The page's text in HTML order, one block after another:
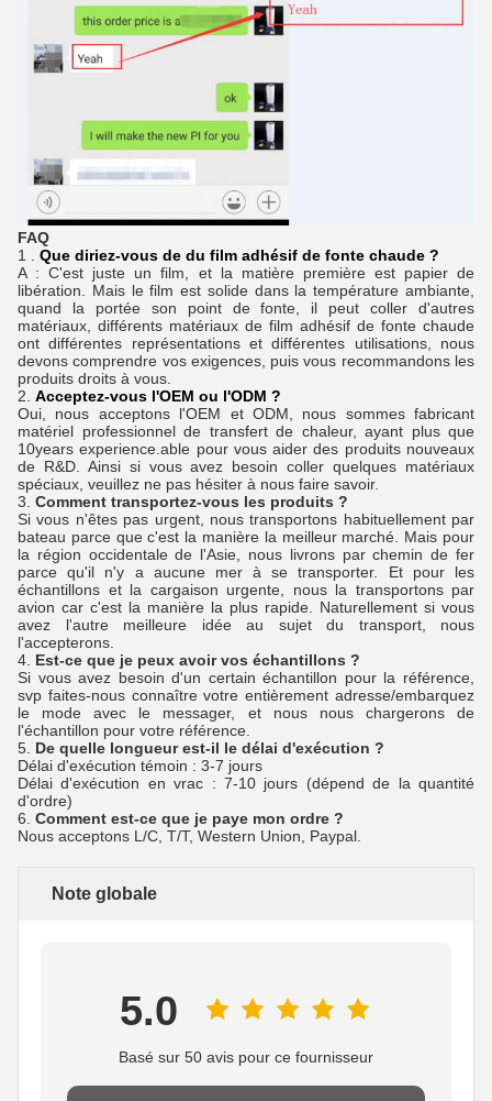
FAQ
1 . Que diriez-vous de du film adhésif de fonte chaude ?
A : C'est juste un film, et la matière première est papier de
libération. Mais le film est solide dans la température ambiante,
quand la portée son point de fonte, il peut coller d'autres
matériaux, différents matériaux de film adhésif de fonte chaude
ont différentes représentations et différentes utilisations, nous
devons comprendre vos exigences, puis vous recommandons les
produits droits à vous.
2. Acceptez-vous l'OEM ou l'ODM ?
Oui, nous acceptons l'OEM et ODM, nous sommes fabricant
matériel professionnel de transfert de chaleur, ayant plus que
10years experience.able pour vous aider des produits nouveaux
de R&D. Ainsi si vous avez besoin coller quelques matériaux
spéciaux, veuillez ne pas hésiter à nous faire savoir.
3. Comment transportez-vous les produits ?
Si vous n'êtes pas urgent, nous transportons habituellement par
bateau parce que c'est la manière la meilleur marché. Mais pour
la région occidentale de l'Asie, nous livrons par chemin de fer
parce qu'il n'y a aucune mer à se transporter. Et pour les
échantillons et la cargaison urgente, nous la transportons par
avion car c'est la manière la plus rapide. Naturellement si vous
avez l'autre meilleure idée au sujet du transport, nous
l'accepterons.
4. Est-ce que je peux avoir vos échantillons ?
Si vous avez besoin d'un certain échantillon pour la référence,
svp faites-nous connaître votre entièrement adresse/embarquez
le mode avec le messager, et nous nous chargerons de
l'échantillon pour votre référence.
5. De quelle longueur est-il le délai d'exécution ?
Délai d'exécution témoin : 3-7 jours
Délai d'exécution en vrac : 7-10 jours (dépend de la quantité
d'ordre)
6. Comment est-ce que je paye mon ordre ?
Nous acceptons L/C, T/T, Western Union, Paypal.
Note globale
5.0
Basé sur 50 avis pour ce fournisseur